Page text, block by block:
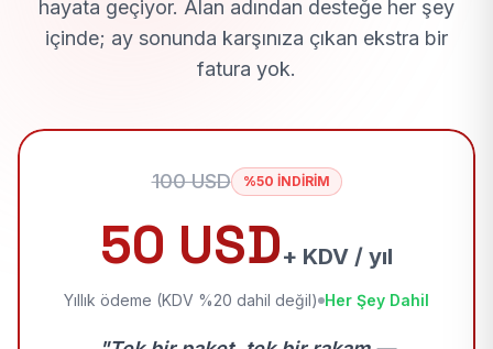
hayata geçiyor. Alan adından desteğe her şey
içinde; ay sonunda karşınıza çıkan ekstra bir
fatura yok.
100 USD %50 İNDİRİM
50 USD+ KDV / yıl
Yıllık ödeme (KDV %20 dahil değil) Her Şey Dahil